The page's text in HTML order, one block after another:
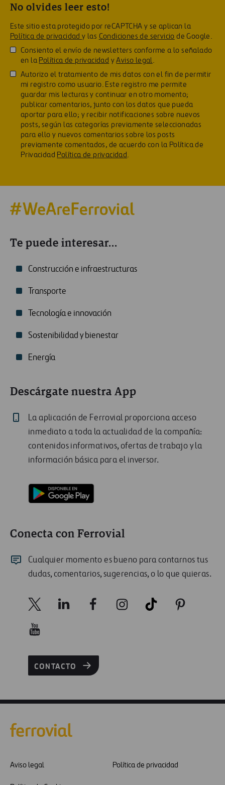
No olvides leer esto!
Este sitio esta protegido por reCAPTCHA y se aplican la
Política de privacidady las Condiciones de servicio de Google.
Consiento el envío de newsletters conforme a lo señalado
en la Política de privacidad yAviso legal.
Autorizo el tratamiento de mis datos con el fin de permitir
mi registro como usuario. Este registro me permite
guardar mis lecturas y continuar en otro momento;
publicar comentarios, junto con los datos que pueda
aportar para ello; y recibir notificaciones sobre nuevos
posts, según las categorías previamente seleccionadas
para ello y nuevos comentarios sobre los posts
previamente comentados, de acuerdo con la Política de
Privacidad Política de privacidad.
Te puede interesar...
Construcción e infraestructuras
Transporte
Tecnología e innovación
Sostenibilidad y bienestar
Energía
Descárgate nuestra App
La aplicación de Ferrovial proporciona acceso
inmediato a toda la actualidad de la compañía:
contenidos informativos, ofertas de trabajo y la
información básica para el inversor.
Conecta con Ferrovial
Cualquier momento es bueno para contarnos tus
dudas, comentarios, sugerencias, o lo que quieras.
CONTACTO
Aviso legal Política de privacidad